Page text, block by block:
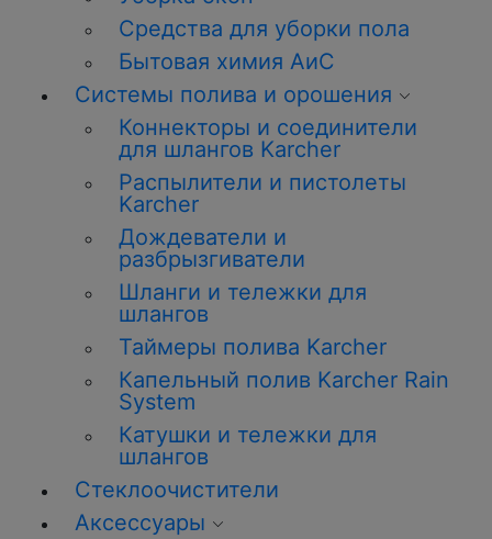
Средства для уборки пола
Бытовая химия АиС
Системы полива и орошения
Коннекторы и соединители
для шлангов Karcher
Распылители и пистолеты
Karcher
Дождеватели и
разбрызгиватели
Шланги и тележки для
шлангов
Таймеры полива Karcher
Капельный полив Karcher Rain
System
Катушки и тележки для
шлангов
Стеклоочистители
Аксессуары